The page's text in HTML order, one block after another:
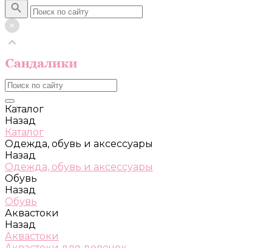
Каталог
Назад
Каталог
Одежда, обувь и аксессуары
Назад
Одежда, обувь и аксессуары
Обувь
Назад
Обувь
Аквастоки
Назад
Аквастоки